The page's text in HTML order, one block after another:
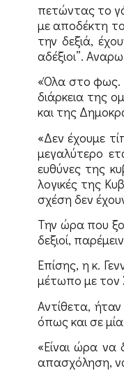
πετώντας το
με αποδέκτη
την δεξιά,
αδέξιοι”.
«Όλα στο φως.
διάρκεια της
και της
«Δεν έχουμε
μεγαλύτερο
ευθύνες της
λογικές της
σχέση δεν
Την ώρα που
δεξιοί,
Επίσης, η κ.
μέτωπο με τον
Αντίθετα,
όπως και σε
«Είναι ώρα να
απασχόληση,